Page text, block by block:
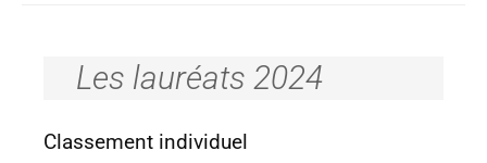
Les lauréats 2024
Classement individuel